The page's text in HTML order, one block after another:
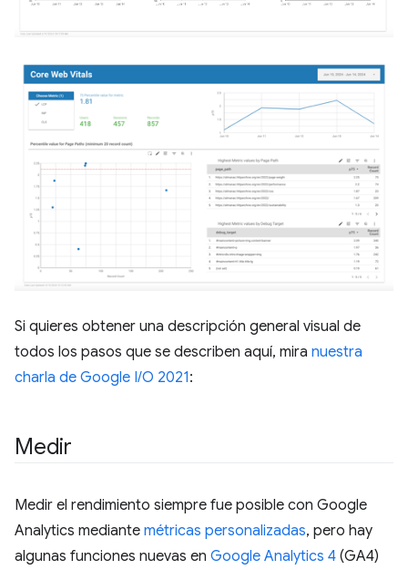
Si quieres obtener una descripción general visual de
todos los pasos que se describen aquí, mira nuestra
charla de Google I/O 2021:
Medir
Medir el rendimiento siempre fue posible con Google
Analytics mediante métricas personalizadas, pero hay
algunas funciones nuevas en Google Analytics 4 (GA4)